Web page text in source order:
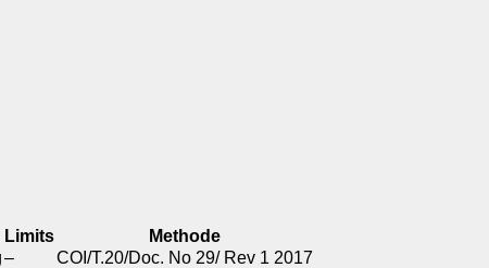
Limits
Methode
– COI/T.20/Doc. No 29/ Rev 1 2017